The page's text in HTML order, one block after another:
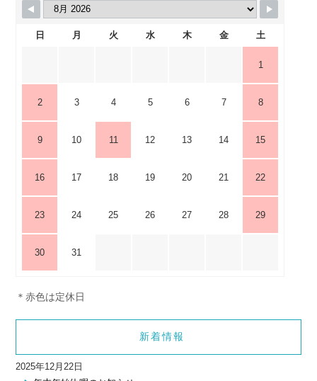
日 月 火 水 木 金 土
1
2 3 4 5 6 7 8
9 10 11 12 13 14 15
16 17 18 19 20 21 22
23 24 25 26 27 28 29
30 31
＊赤色は定休日
新着情報
2025年12月22日